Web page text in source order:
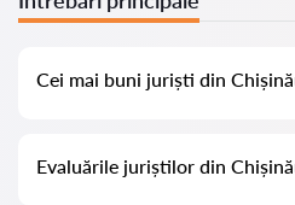
Cei mai buni juriști din
informații complete. Prețuri, evaluări,
Evaluările juriștilor din